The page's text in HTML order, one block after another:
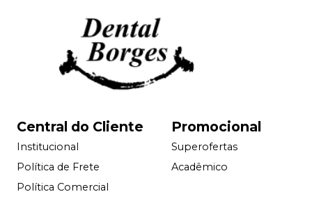
Central do Cliente
Institucional
Política de Frete
Política Comercial
Promocional
Superofertas
Acadêmico